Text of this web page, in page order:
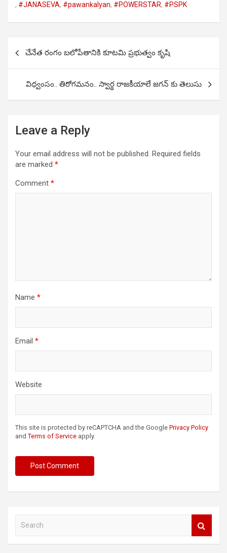
, #JANASEVA, #pawankalyan, #POWERSTAR, #PSPK
Post
చేనేత రంగం బలోపేతానికి కూటమి ప్రభుత్వం కృషి
విధ్వంసం.. తిరోగమనం.. స్వార్థ రాజకీయాలే జగన్ కు తెలుసు
Leave a Reply
Your email address will not be published. Required fields
are marked *
Comment *
Name *
Email *
Website
This site is protected by reCAPTCHA and the Google Privacy Policy
and Terms of Service apply.